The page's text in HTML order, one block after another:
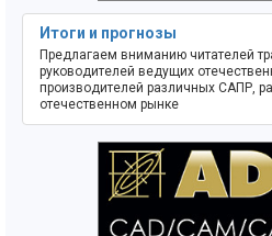
Итоги и прогнозы
Предлагаем вниманию читателей
руководителей ведущих
производителей различных САПР,
отечественном рынке